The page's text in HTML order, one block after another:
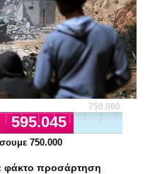
750.000
595.045
750.000
φάκτο προσάρτηση